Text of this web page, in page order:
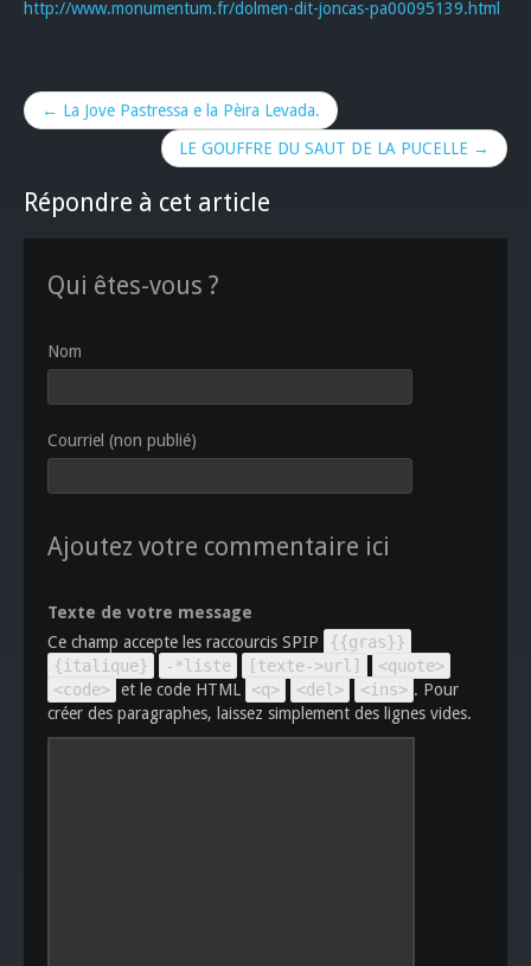
http://www.monumentum.fr/dolmen-dit-joncas-pa00095139.html
← La Jove Pastressa e la Pèira Levada.
LE GOUFFRE DU SAUT DE LA PUCELLE →
Répondre à cet article
Qui êtes-vous ?
Nom
Courriel (non publié)
Ajoutez votre commentaire ici
Texte de votre message
Ce champ accepte les raccourcis SPIP
{{gras}}
{italique}
-*liste [texte->url]
<quote>
<code> et le code HTML <q> <del> <ins> . Pour
créer des paragraphes, laissez simplement des lignes vides.